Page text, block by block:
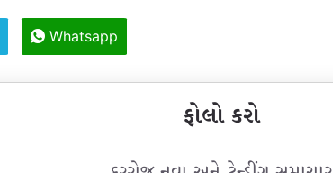
Whatsapp
ફોલો કરો